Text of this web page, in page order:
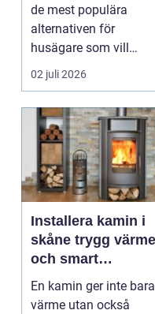
de mest populära
alternativen för
husägare som vill
kombinera låga
uppvärm...
02 juli 2026
Installera kamin i
skåne trygg värme
och smart
investering
En kamin ger inte bara
värme utan också